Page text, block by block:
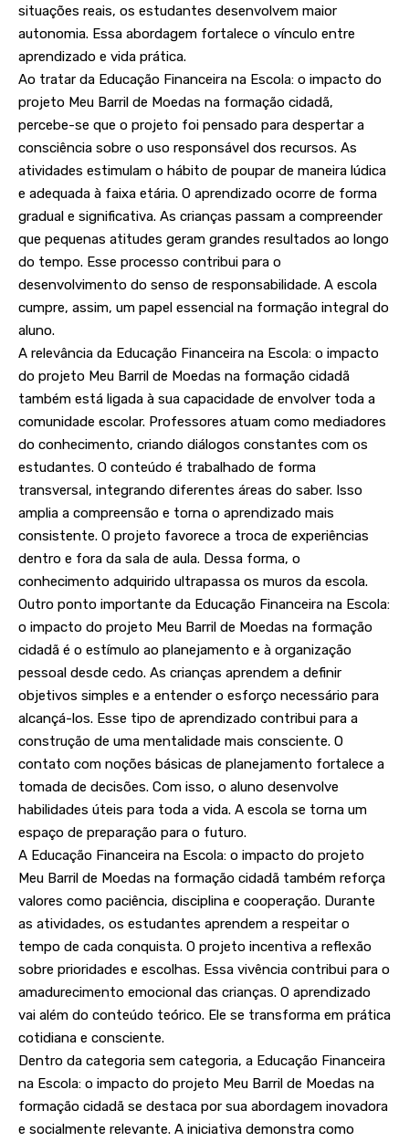
situações reais, os estudantes desenvolvem maior
autonomia. Essa abordagem fortalece o vínculo entre
aprendizado e vida prática.
Ao tratar da Educação Financeira na Escola: o impacto do
projeto Meu Barril de Moedas na formação cidadã,
percebe-se que o projeto foi pensado para despertar a
consciência sobre o uso responsável dos recursos. As
atividades estimulam o hábito de poupar de maneira lúdica
e adequada à faixa etária. O aprendizado ocorre de forma
gradual e significativa. As crianças passam a compreender
que pequenas atitudes geram grandes resultados ao longo
do tempo. Esse processo contribui para o
desenvolvimento do senso de responsabilidade. A escola
cumpre, assim, um papel essencial na formação integral do
aluno.
A relevância da Educação Financeira na Escola: o impacto
do projeto Meu Barril de Moedas na formação cidadã
também está ligada à sua capacidade de envolver toda a
comunidade escolar. Professores atuam como mediadores
do conhecimento, criando diálogos constantes com os
estudantes. O conteúdo é trabalhado de forma
transversal, integrando diferentes áreas do saber. Isso
amplia a compreensão e torna o aprendizado mais
consistente. O projeto favorece a troca de experiências
dentro e fora da sala de aula. Dessa forma, o
conhecimento adquirido ultrapassa os muros da escola.
Outro ponto importante da Educação Financeira na Escola:
o impacto do projeto Meu Barril de Moedas na formação
cidadã é o estímulo ao planejamento e à organização
pessoal desde cedo. As crianças aprendem a definir
objetivos simples e a entender o esforço necessário para
alcançá-los. Esse tipo de aprendizado contribui para a
construção de uma mentalidade mais consciente. O
contato com noções básicas de planejamento fortalece a
tomada de decisões. Com isso, o aluno desenvolve
habilidades úteis para toda a vida. A escola se torna um
espaço de preparação para o futuro.
A Educação Financeira na Escola: o impacto do projeto
Meu Barril de Moedas na formação cidadã também reforça
valores como paciência, disciplina e cooperação. Durante
as atividades, os estudantes aprendem a respeitar o
tempo de cada conquista. O projeto incentiva a reflexão
sobre prioridades e escolhas. Essa vivência contribui para o
amadurecimento emocional das crianças. O aprendizado
vai além do conteúdo teórico. Ele se transforma em prática
cotidiana e consciente.
Dentro da categoria sem categoria, a Educação Financeira
na Escola: o impacto do projeto Meu Barril de Moedas na
formação cidadã se destaca por sua abordagem inovadora
e socialmente relevante. A iniciativa demonstra como